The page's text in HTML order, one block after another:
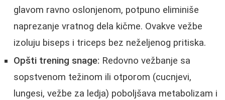
glavom ravno oslonjenom, potpuno eliminiše
naprezanje vratnog dela kičme. Ovakve vežbe
izoluju biseps i triceps bez neželjenog pritiska.
Opšti trening snage: Redovno vežbanje sa
sopstvenom težinom ili otporom (cucnjevi,
lungesi, vežbe za ledja) poboljšava metabolizam i